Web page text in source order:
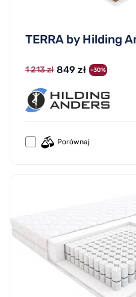
TERRA by Hilding
1 213 zł 849 zł -30%
Porównaj